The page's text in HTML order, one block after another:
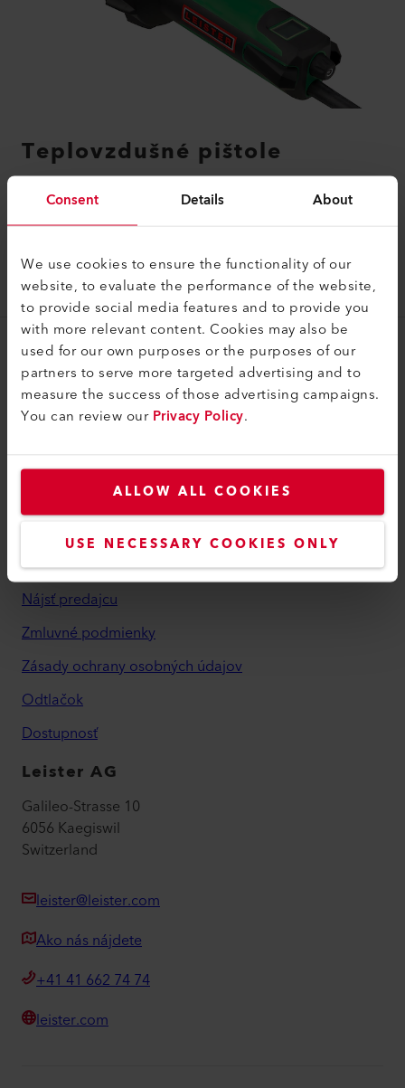
Consent Details About
We use cookies to ensure the functionality of our
website, to evaluate the performance of the website,
to provide social media features and to provide you
with more relevant content. Cookies may also be
used for our own purposes or the purposes of our
partners to serve more targeted advertising and to
measure the success of those advertising campaigns.
You can review ourPrivacy Policy.
ALLOW ALL COOKIES
USE NECESSARY COOKIES ONLY
Teplovzdušné pištole
ZISTITE VIAC
myLeister
Účet myLeister
Akadémia
Aplikácie myLeister
Právne informácie a pomoc
Kontakt
Nájsť predajcu
Zmluvné podmienky
Zásady ochrany osobných údajov
Odtlačok
Dostupnosť
Leister AG
Galileo-Strasse 10
6056 Kaegiswil
Switzerland
leister@leister.com
Ako nás nájdete
+41 41 662 74 74
leister.com